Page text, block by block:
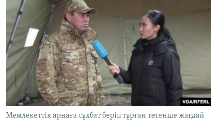
Мемлекеттік арнаға сұхбат беріп тұрған төтенше жағдай